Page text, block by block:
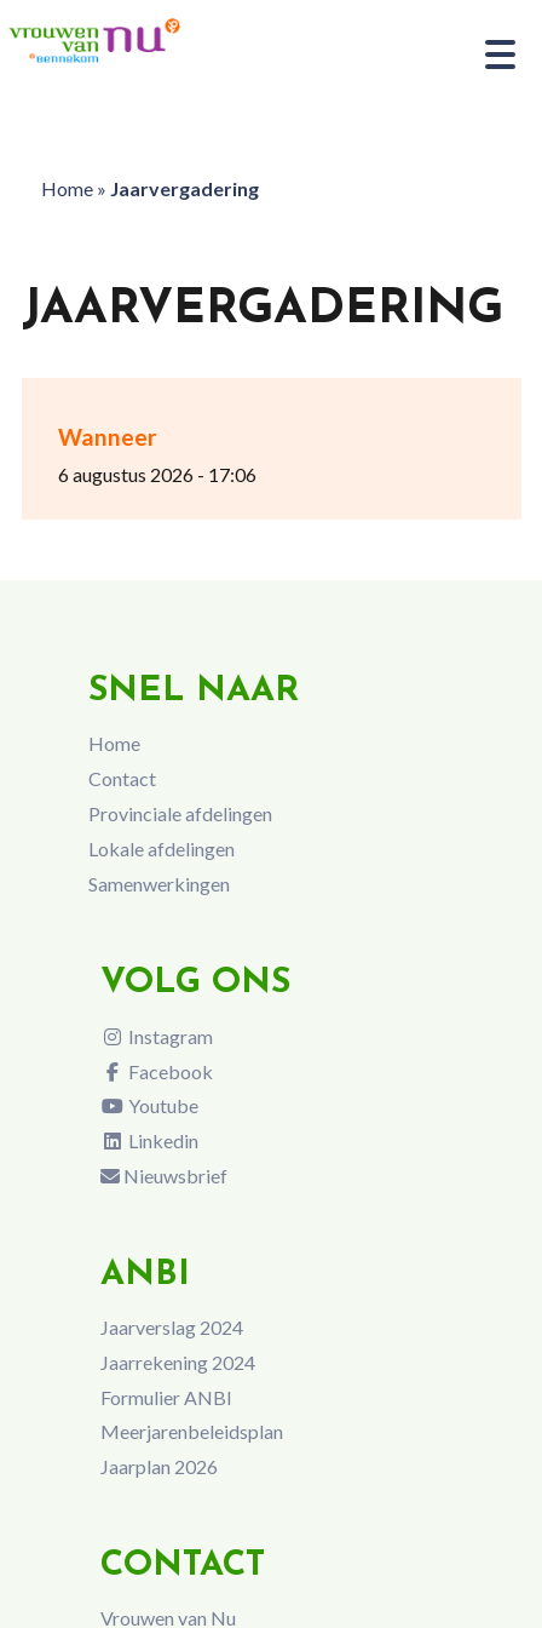
Home» Jaarvergadering
Wanneer
6 augustus 2026 - 17:06
JAARVERGADERING
SNEL NAAR
Home
Contact
Provinciale afdelingen
Lokale afdelingen
Samenwerkingen
VOLG ONS
Instagram
Facebook
Youtube
Linkedin
Nieuwsbrief
ANBI
Jaarverslag 2024
Jaarrekening 2024
Formulier ANBI
Meerjarenbeleidsplan
Jaarplan 2026
CONTACT
Vrouwen van Nu